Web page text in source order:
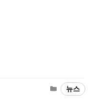
Categories
뉴스